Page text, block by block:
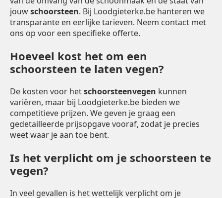
jouwschoorsteen. Bij Loodgieterke.be hanteren we
transparante en eerlijke tarieven. Neem contact met
ons op voor een specifieke offerte.
Hoeveel kost het om een
schoorsteen te laten vegen?
De kosten voor hetschoorsteenvegen kunnen
variëren, maar bij Loodgieterke.be bieden we
competitieve prijzen. We geven je graag een
gedetailleerde prijsopgave vooraf, zodat je precies
weet waar je aan toe bent.
Is het verplicht om je schoorsteen te
vegen?
In veel gevallen is het wettelijk verplicht om je